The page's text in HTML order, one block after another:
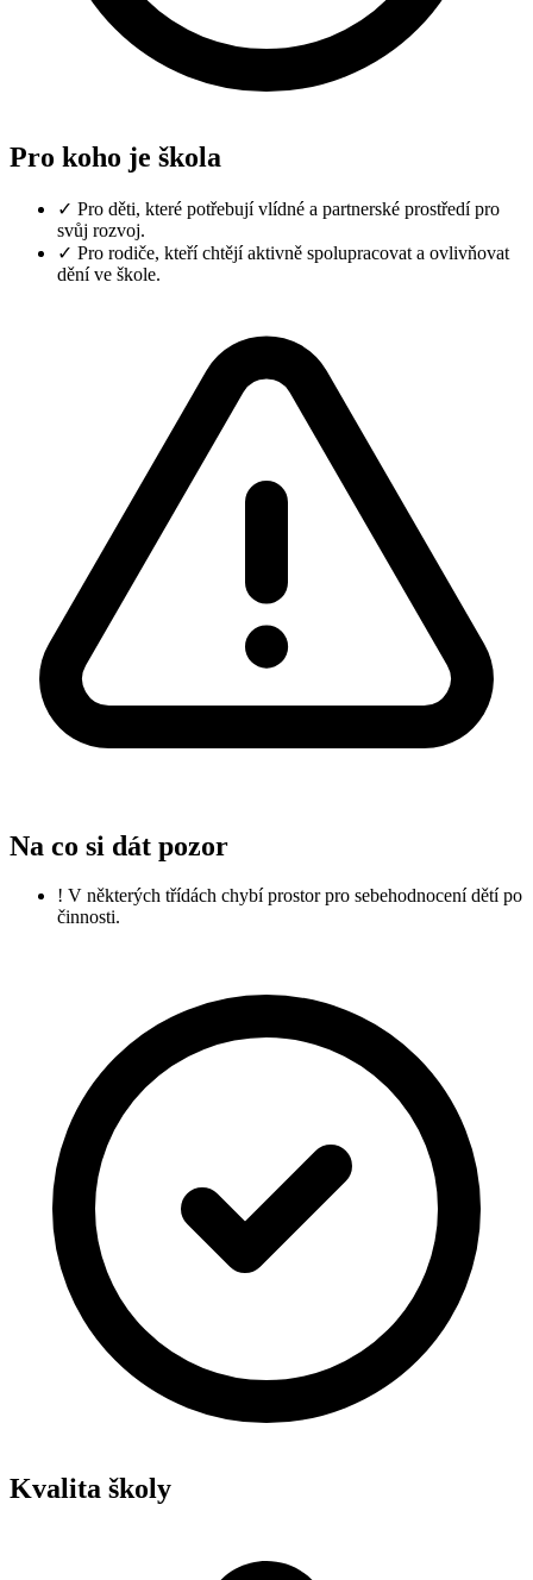
Pro koho je škola
✓ Pro děti, které potřebují vlídné a partnerské prostředí pro
svůj rozvoj.
✓ Pro rodiče, kteří chtějí aktivně spolupracovat a ovlivňovat
dění ve škole.
Na co si dát pozor
! V některých třídách chybí prostor pro sebehodnocení dětí po
činnosti.
Kvalita školy